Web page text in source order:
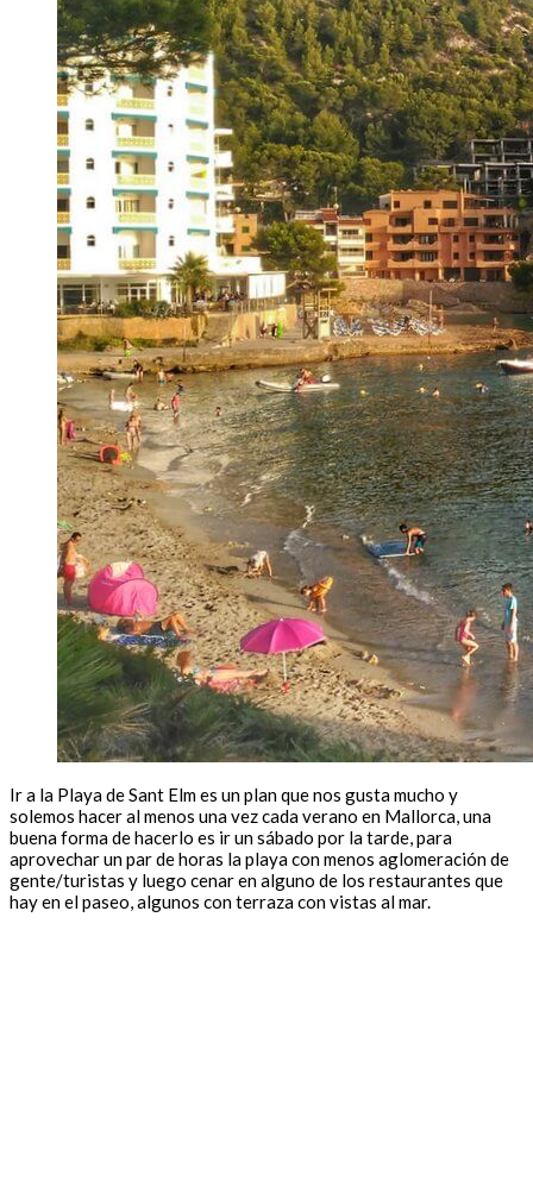
Ir a la Playa de Sant Elm es un plan que nos gusta mucho y
solemos hacer al menos una vez cada verano en Mallorca, una
buena forma de hacerlo es ir un sábado por la tarde, para
aprovechar un par de horas la playa con menos aglomeración de
gente/turistas y luego cenar en alguno de los restaurantes que
hay en el paseo, algunos con terraza con vistas al mar.